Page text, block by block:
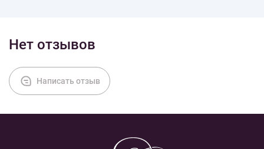
Нет отзывов
Написать отзыв